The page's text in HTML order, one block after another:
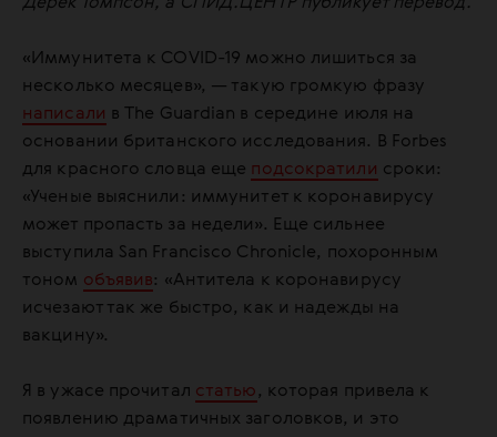
Дерек Томпсон, а СПИД.ЦЕНТР публикует перевод.
«Иммунитета к COVID-19 можно лишиться за
несколько месяцев», — такую громкую фразу
написали в The Guardian в середине июля на
основании британского исследования. В Forbes
для красного словца еще подсократили сроки:
«Ученые выяснили: иммунитет к коронавирусу
может пропасть за недели». Еще сильнее
выступила San Francisco Chronicle, похоронным
тоном объявив: «Антитела к коронавирусу
исчезают так же быстро, как и надежды на
вакцину».
Я в ужасе прочитал статью , которая привела к
появлению драматичных заголовков, и это